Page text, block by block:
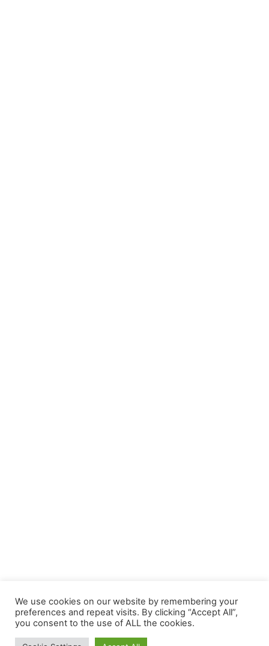
We use cookies on our website by remembering your
preferences and repeat visits. By clicking “Accept All”,
you consent to the use of ALL the cookies.